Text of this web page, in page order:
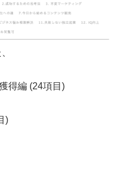
得編 (24項目)
)